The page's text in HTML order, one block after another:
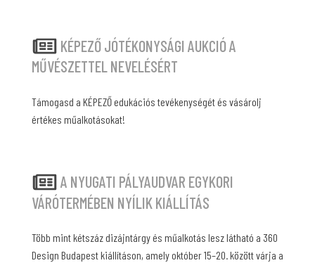
KÉPEZŐ JÓTÉKONYSÁGI AUKCIÓ A
MŰVÉSZETTEL NEVELÉSÉRT
Támogasd a KÉPEZŐ edukációs tevékenységét és vásárolj
értékes műalkotásokat!
A NYUGATI PÁLYAUDVAR EGYKORI
VÁRÓTERMÉBEN NYÍLIK KIÁLLÍTÁS
Több mint kétszáz dizájntárgy és műalkotás lesz látható a 360
Design Budapest kiállításon, amely október 15–20. között várja a